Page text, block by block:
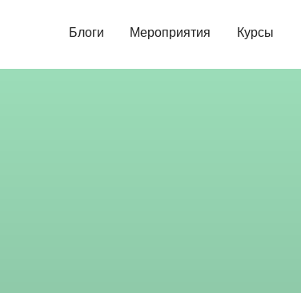
Курсы
Мероприятия
Блоги